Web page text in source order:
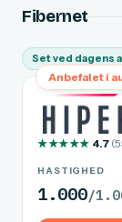
Fibernet
Set ved dagens
Anbefalet i
★★★★★ 4.7
HASTIGHED
1.000/